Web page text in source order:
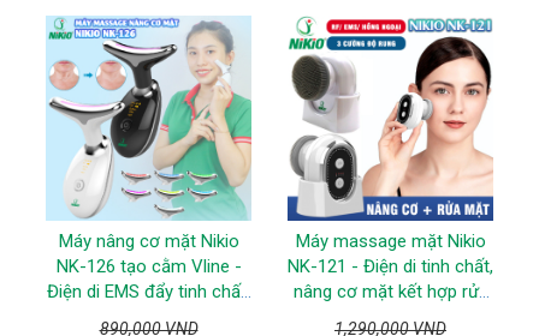
Máy nâng cơ mặt Nikio
NK-126 tạo cằm Vline -
Điện di EMS đẩy tinh chất,
nâng cơ xóa nếp nhắn
890,000 VND
Máy massage mặt Nikio
NK-121 - Điện di tinh chất,
nâng cơ mặt kết hợp rửa
mặt
1,290,000 VND